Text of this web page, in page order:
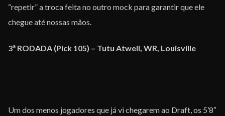
“repetir” a troca feita no outro mock para garantir que ele
chegue até nossas mãos.
3ª RODADA (Pick 105) – Tutu Atwell, WR, Louisville
Um dos menos jogadores que já vi chegarem ao Draft, os 5’8″